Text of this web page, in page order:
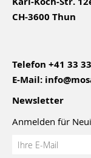
CH-3600 Thun
Telefon +41 33
E-Mail:
Newsletter
Anmelden für
Anmeldung